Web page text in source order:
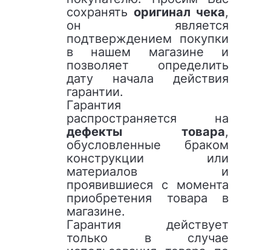
сохранять оригинал чека,
он является
подтверждением покупки
в нашем магазине и
позволяет определить
дату начала действия
гарантии.
Гарантия
распространяется на
дефекты товара,
обусловленные браком
конструкции или
материалов и
проявившиеся с момента
приобретения товара в
магазине.
Гарантия действует
только в случае